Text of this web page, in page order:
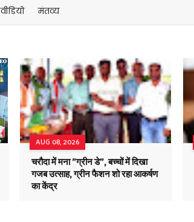
वीडियो मंतव्य
AUG 08, 2026
चरौदा में मना "ग्रीन डे", बच्चों में दिखा
गजब उत्साह, ग्रीन फैशन शो रहा आकर्षण
का केंद्र